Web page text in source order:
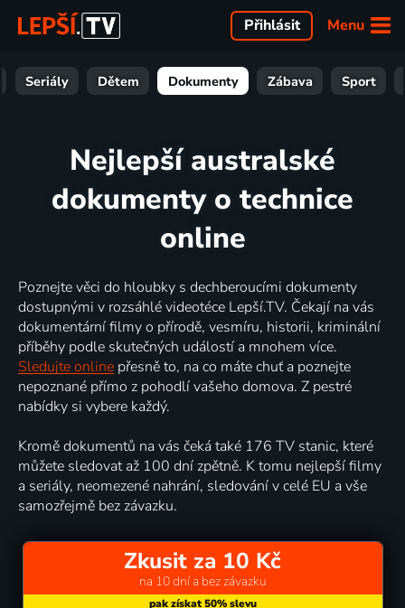
Menu
Přihlásit
Seriály Dětem Dokumenty Zábava Sport
Nejlepší australské
dokumenty o technice
online
Poznejte věci do hloubky s dechberoucími dokumenty
dostupnými v rozsáhlé videotéce Lepší.TV. Čekají na vás
dokumentární filmy o přírodě, vesmíru, historii, kriminální
příběhy podle skutečných událostí a mnohem více.
Sledujte online přesně to, na co máte chuť a poznejte
nepoznané přímo z pohodlí vašeho domova. Z pestré
nabídky si vybere každý.
Kromě dokumentů na vás čeká také 176 TV stanic, které
můžete sledovat až 100 dní zpětně. K tomu nejlepší filmy
a seriály, neomezené nahrání, sledování v celé EU a vše
samozřejmě bez závazku.
Zkusit za 10 Kč
na 10 dní a bez závazku